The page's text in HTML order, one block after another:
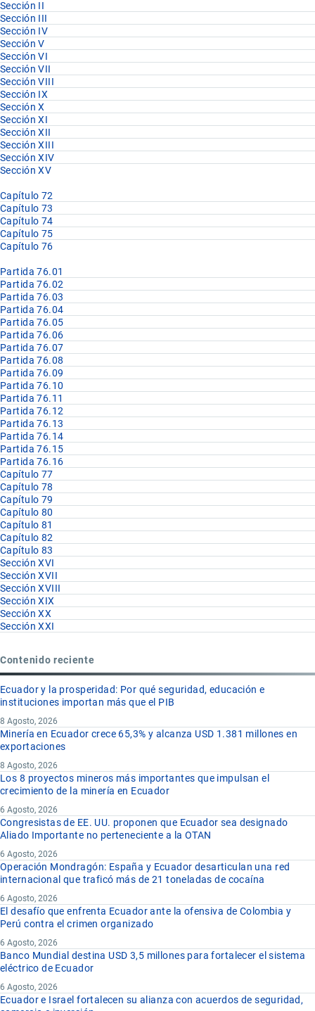
Sección II
Sección III
Sección IV
Sección V
Sección VI
Sección VII
Sección VIII
Sección IX
Sección X
Sección XI
Sección XII
Sección XIII
Sección XIV
Sección XV
Capítulo 72
Capítulo 73
Capítulo 74
Capítulo 75
Capítulo 76
Partida 76.01
Partida 76.02
Partida 76.03
Partida 76.04
Partida 76.05
Partida 76.06
Partida 76.07
Partida 76.08
Partida 76.09
Partida 76.10
Partida 76.11
Partida 76.12
Partida 76.13
Partida 76.14
Partida 76.15
Partida 76.16
Capítulo 77
Capítulo 78
Capítulo 79
Capítulo 80
Capítulo 81
Capítulo 82
Capítulo 83
Sección XVI
Sección XVII
Sección XVIII
Sección XIX
Sección XX
Sección XXI
Contenido reciente
Ecuador y la prosperidad: Por qué seguridad, educación e
instituciones importan más que el PIB
8 Agosto, 2026
Minería en Ecuador crece 65,3% y alcanza USD 1.381 millones en
exportaciones
8 Agosto, 2026
Los 8 proyectos mineros más importantes que impulsan el
crecimiento de la minería en Ecuador
6 Agosto, 2026
Congresistas de EE. UU. proponen que Ecuador sea designado
Aliado Importante no perteneciente a la OTAN
6 Agosto, 2026
Operación Mondragón: España y Ecuador desarticulan una red
internacional que traficó más de 21 toneladas de cocaína
6 Agosto, 2026
El desafío que enfrenta Ecuador ante la ofensiva de Colombia y
Perú contra el crimen organizado
6 Agosto, 2026
Banco Mundial destina USD 3,5 millones para fortalecer el sistema
eléctrico de Ecuador
6 Agosto, 2026
Ecuador e Israel fortalecen su alianza con acuerdos de seguridad,